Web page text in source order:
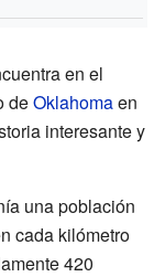
en el
deOklahomaen
interesante y
una población
cada kilómetro
420